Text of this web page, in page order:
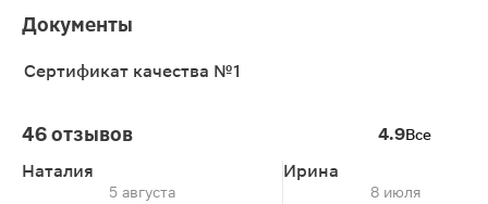
Документы
Сертификат качества №1
46 отзывов 4.9Все
Наталия
5 августа
Ирина
8 июля